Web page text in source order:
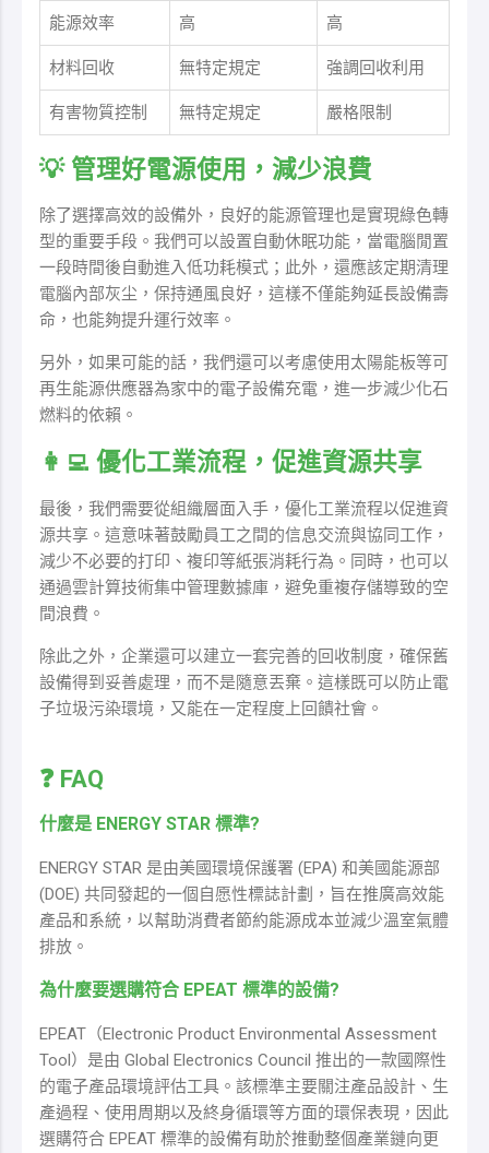
能源效率 高 高
材料回收 無特定規定 強調回收利用
有害物質控制 無特定規定 嚴格限制
💡 管理好電源使用，減少浪費
除了選擇高效的設備外，良好的能源管理也是實現綠色轉
型的重要手段。我們可以設置自動休眠功能，當電腦閒置
一段時間後自動進入低功耗模式；此外，還應該定期清理
電腦內部灰尘，保持通風良好，這樣不僅能夠延長設備壽
命，也能夠提升運行效率。
另外，如果可能的話，我們還可以考慮使用太陽能板等可
再生能源供應器為家中的電子設備充電，進一步減少化石
燃料的依賴。
👩‍💻 優化工業流程，促進資源共享
最後，我們需要從組織層面入手，優化工業流程以促進資
源共享。這意味著鼓勵員工之間的信息交流與協同工作，
減少不必要的打印、複印等紙張消耗行為。同時，也可以
通過雲計算技術集中管理數據庫，避免重複存儲導致的空
間浪費。
除此之外，企業還可以建立一套完善的回收制度，確保舊
設備得到妥善處理，而不是隨意丟棄。這樣既可以防止電
子垃圾污染環境，又能在一定程度上回饋社會。
❓ FAQ
什麼是 ENERGY STAR 標準?
ENERGY STAR 是由美國環境保護署 (EPA) 和美國能源部
(DOE) 共同發起的一個自愿性標誌計劃，旨在推廣高效能
產品和系統，以幫助消費者節約能源成本並減少溫室氣體
排放。
為什麼要選購符合 EPEAT 標準的設備?
EPEAT（Electronic Product Environmental Assessment
Tool）是由 Global Electronics Council 推出的一款國際性
的電子產品環境評估工具。該標準主要關注產品設計、生
產過程、使用周期以及終身循環等方面的環保表現，因此
選購符合 EPEAT 標準的設備有助於推動整個產業鏈向更